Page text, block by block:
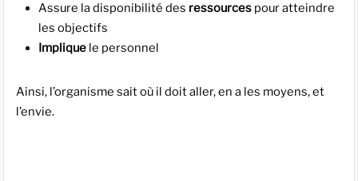
Assure la disponibilité des ressources pour atteindre
les objectifs
Implique le personnel
Ainsi, l’organisme sait où il doit aller, en a les moyens, et
l’envie.